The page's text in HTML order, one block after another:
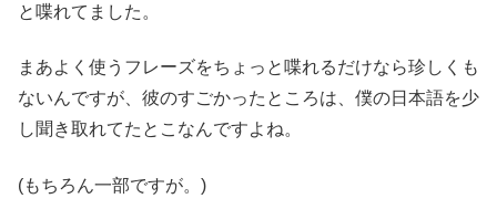
と喋れてました。
まあよく使うフレーズをちょっと喋れるだけなら珍しくも
ないんですが、彼のすごかったところは、僕の日本語を少
し聞き取れてたとこなんですよね。
(もちろん一部ですが。)